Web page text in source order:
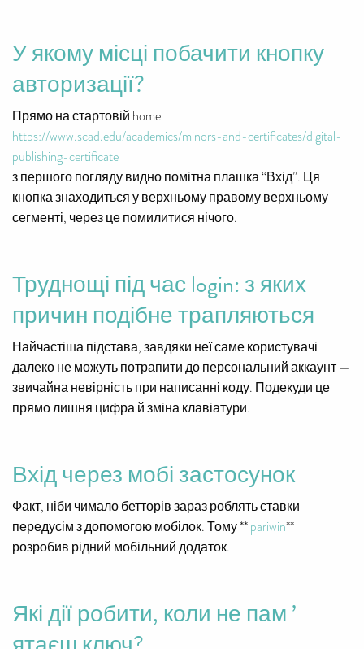
У якому місці побачити кнопку
авторизації?
Прямо на стартовій home
https://www.scad.edu/academics/minors-and-certificates/digital-
publishing-certificate
з першого погляду видно помітна плашка “Вхід”. Ця
кнопка знаходиться у верхньому правому верхньому
сегменті, через це помилитися нічого.
Труднощі під час login: з яких
причин подібне трапляються
Найчастіша підстава, завдяки неї саме користувачі
далеко не можуть потрапити до персональний аккаунт —
звичайна невірність при написанні коду. Подекуди це
прямо лишня цифра й зміна клавіатури.
Вхід через мобі застосунок
Факт, ніби чимало бетторів зараз роблять ставки
передусім з допомогою мобілок. Тому **pariwin**
розробив рідний мобільний додаток.
Які дії робити, коли не пам ’